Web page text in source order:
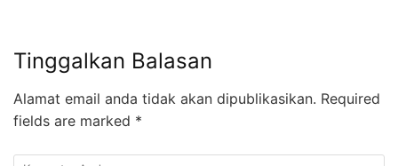
Tinggalkan Balasan
Alamat email anda tidak akan dipublikasikan. Required
fields are marked *